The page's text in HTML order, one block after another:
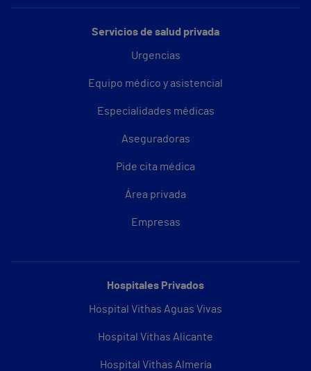
Servicios de salud privada
Urgencias
Equipo médico y asistencial
Especialidades médicas
Aseguradoras
Pide cita médica
Área privada
Empresas
Hospitales Privados
Hospital Vithas Aguas Vivas
Hospital Vithas Alicante
Hospital Vithas Almería